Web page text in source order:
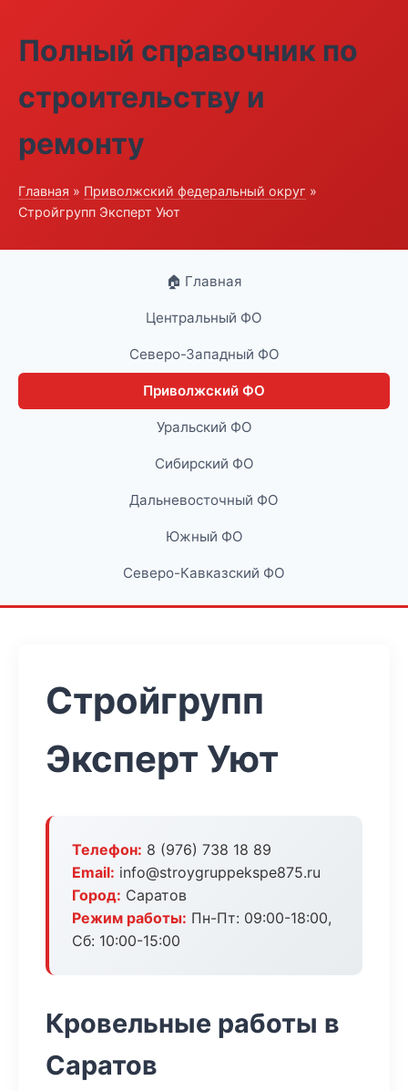
Полный справочник по
строительству и
ремонту
Главная » Приволжский федеральный округ »
Стройгрупп Эксперт Уют
🏠 Главная
Центральный ФО
Северо-Западный ФО
Приволжский ФО
Уральский ФО
Сибирский ФО
Дальневосточный ФО
Южный ФО
Северо-Кавказский ФО
Стройгрупп
Эксперт Уют
Телефон: 8 (976) 738 18 89
Email: info@stroygruppekspe875.ru
Город: Саратов
Режим работы: Пн-Пт: 09:00-18:00,
Сб: 10:00-15:00
Кровельные работы в
Саратов